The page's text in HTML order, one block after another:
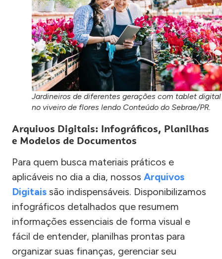
Jardineiros de diferentes gerações com tablet digital
no viveiro de flores lendo Conteúdo do Sebrae/PR.
Arquivos Digitais: Infográficos, Planilhas
e Modelos de Documentos
Para quem busca materiais práticos e
aplicáveis no dia a dia, nossos Arquivos
Digitais são indispensáveis. Disponibilizamos
infográficos detalhados que resumem
informações essenciais de forma visual e
fácil de entender, planilhas prontas para
organizar suas finanças, gerenciar seu